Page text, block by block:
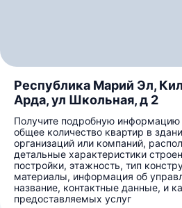
Республика Марий Эл,
Арда, ул Школьная, д 2
Получите подробную
общее количество квартир в
организаций или компаний,
детальные характеристики
постройки, этажность, тип
материалы, информация об
название, контактные данные, и
предоставляемых услуг